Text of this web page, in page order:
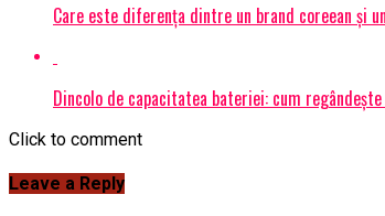
Care este diferența dintre un brand coreean și
Dincolo de capacitatea bateriei: cum
Click to comment
Leave a Reply